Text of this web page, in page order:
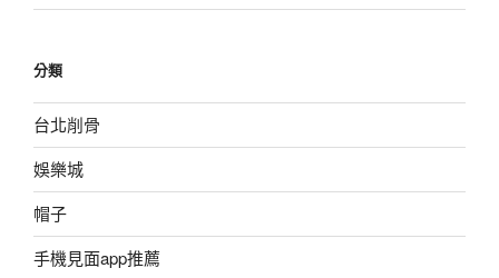
分類
台北削骨
娛樂城
帽子
手機見面app推薦